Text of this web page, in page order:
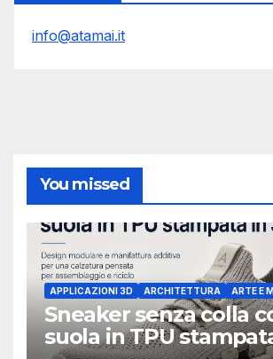
info@atamai.it
You missed
APPLICAZIONI 3D ARCHITETTURA ARTE E
Sneaker senza colla
suola in TPU